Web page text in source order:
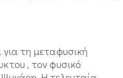
τη μεταφυσική
, τον φυσικό